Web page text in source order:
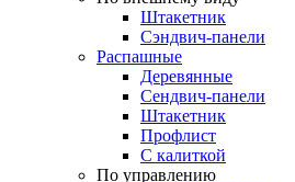
Штакетник
Сэндвич-панели
Распашные
Деревянные
Сендвич-панели
Штакетник
Профлист
С калиткой
По управлению